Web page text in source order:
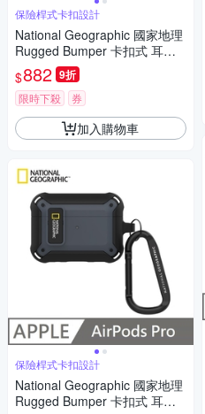
保險桿式卡扣設計
National Geographic 國家地理
Rugged Bumper 卡扣式 耳機
保護殼 適用 AirPods 3 - 黃色
$882 9折
限時下殺 券
加入購物車
保險桿式卡扣設計
National Geographic 國家地理
Rugged Bumper 卡扣式 耳機